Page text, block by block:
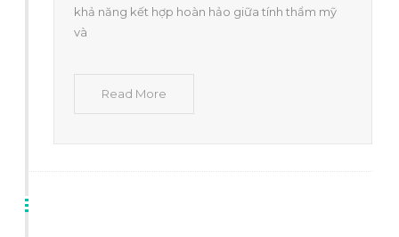
khả năng kết hợp hoàn hảo giữa tính thẩm mỹ
và
Read More